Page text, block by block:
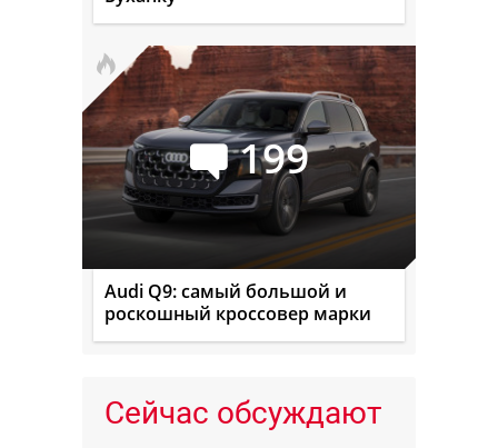
199
Audi Q9: самый большой и
роскошный кроссовер марки
Сейчас обсуждают